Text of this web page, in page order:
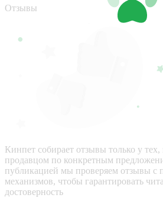
Отзывы
Кинпет собирает отзывы только у тех,
продавцом по конкретным
публикацией мы проверяем отзывы с
механизмов, чтобы гарантировать
достоверность